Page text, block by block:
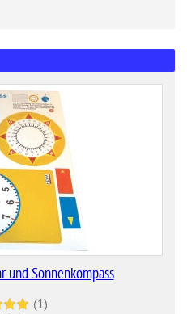
und Sonnenkompass
(1)